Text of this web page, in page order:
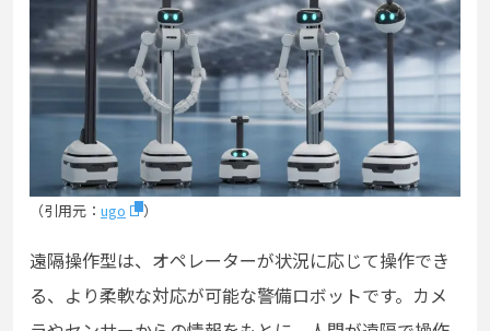
（引用元： ugo ）
遠隔操作型は、オペレーターが状況に応じて操作でき
る、より柔軟な対応が可能な警備ロボットです。カメ